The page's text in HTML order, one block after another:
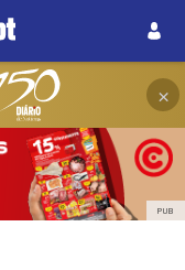
×
PUB